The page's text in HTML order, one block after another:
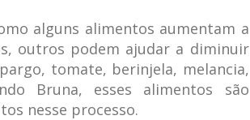
alguns alimentos aumentam a
outros podem ajudar a diminuir
tomate, berinjela, melancia,
Bruna, esses alimentos são
nesse processo.